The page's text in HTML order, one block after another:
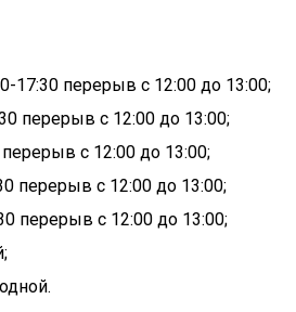
17:30 перерыв с 12:00 до 13:00;
перерыв с 12:00 до 13:00;
с 12:00 до 13:00;
перерыв с 12:00 до 13:00;
перерыв с 12:00 до 13:00;